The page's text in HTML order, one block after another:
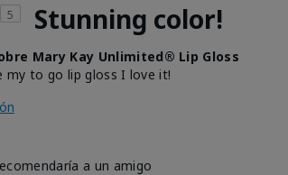
5 Stunning color!
Mary Kay Unlimited® Lip Gloss
my to go lip gloss I love it!
a un amigo